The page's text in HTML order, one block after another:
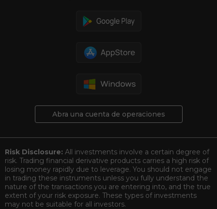
Abra una cuenta de operaciones
Risk Disclosure: All investments involve a certain degree of
risk. Trading financial derivative products carries a high risk of
losing money rapidly due to leverage. You should not engage
in trading these instruments unless you fully understand the
nature of the transactions you are entering into, and the true
extent of your risk exposure. These types of investments
may not be suitable for all investors.